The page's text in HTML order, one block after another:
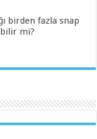
birden fazla snap
mi?